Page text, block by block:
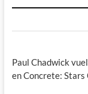
Paul Chadwick
en Concrete: Stars